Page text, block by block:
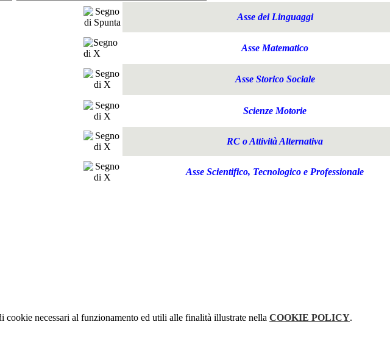
Asse dei Linguaggi
Asse Matematico
Asse Storico Sociale
Scienze Motorie
RC o Attività Alternativa
Asse Scientifico, Tecnologico e Professionale
necessari al funzionamento ed utili alle finalità illustrate nella COOKIE POLICY.